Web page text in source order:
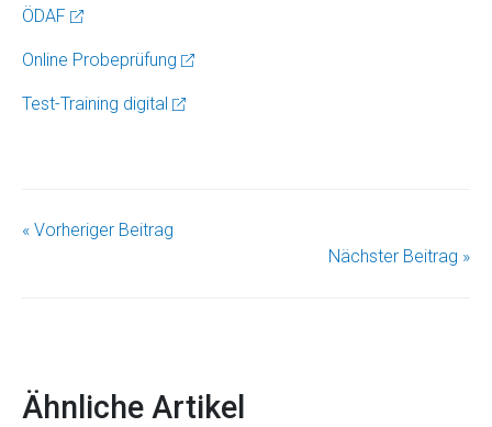
ÖDAF
Online Probeprüfung
Test-Training digital
« Vorheriger Beitrag
Nächster Beitrag »
Ähnliche Artikel